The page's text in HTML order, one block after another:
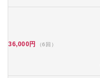
36,000円 （6回）